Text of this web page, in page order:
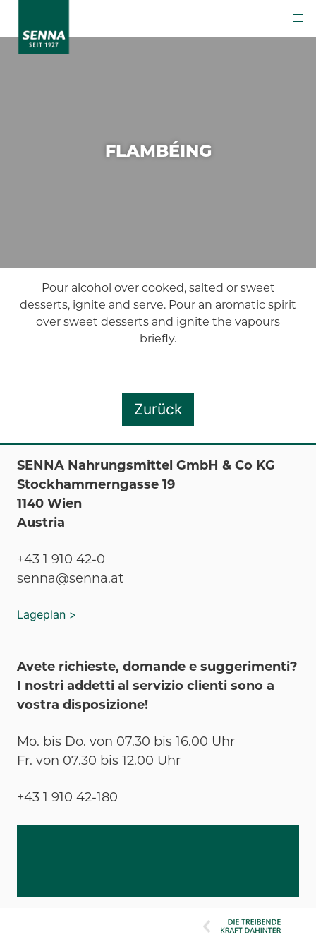
FLAMBÉING
Pour alcohol over cooked, salted or sweet
desserts, ignite and serve. Pour an aromatic spirit
over sweet desserts and ignite the vapours
briefly.
Zurück
SENNA Nahrungsmittel GmbH & Co KG
Stockhammerngasse 19
1140 Wien
Austria
+43 1 910 42-0
senna@senna.at
Lageplan >
Avete richieste, domande e suggerimenti?
I nostri addetti al servizio clienti sono a
vostra disposizione!
Mo. bis Do. von 07.30 bis 16.00 Uhr
Fr. von 07.30 bis 12.00 Uhr
+43 1 910 42-180